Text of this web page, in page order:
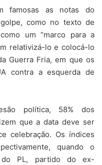
famosas as notas do
como no texto de
um “marco para a
relativizá-lo e colocá-lo
Guerra Fria, em que os
contra a esquerda de
política, 58% dos
que a data deve ser
celebração. Os índices
quando o
PL, partido do ex-